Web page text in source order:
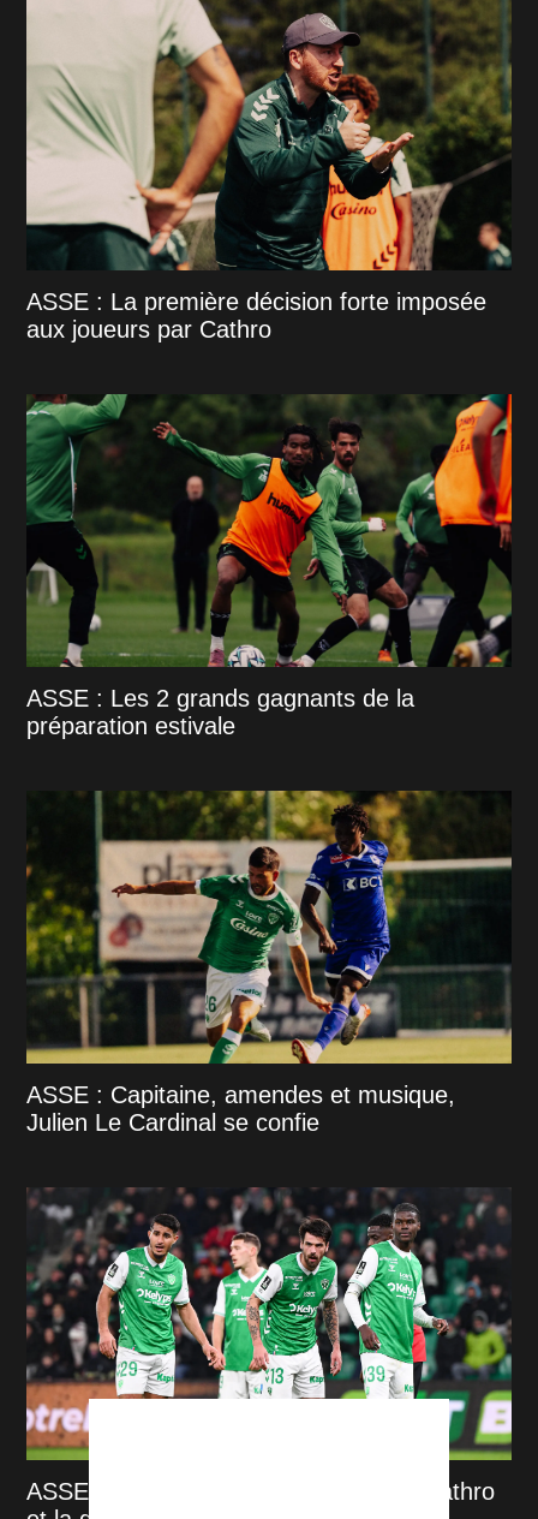
ASSE : La première décision forte imposée
aux joueurs par Cathro
ASSE : Les 2 grands gagnants de la
préparation estivale
ASSE : Capitaine, amendes et musique,
Julien Le Cardinal se confie
ASSE : un casse-tête se profile pour Cathro